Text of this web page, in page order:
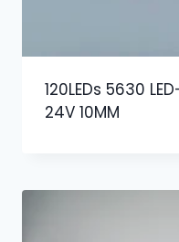
120LEDs 5630
24V 10MM